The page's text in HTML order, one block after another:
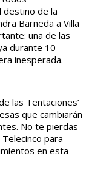
destino de la
Barneda a Villa
una de las
durante 10
inesperada.
las Tentaciones’
que cambiarán
No te pierdas
para
en esta